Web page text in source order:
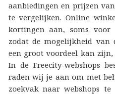
aanbiedingen en prijzen
te vergelijken. Online
kortingen aan, soms voor
zodat de mogelijkheid van
een groot voordeel kan
In de Freecity-webshops
raden wij je aan om met
zoekvak naar webshops